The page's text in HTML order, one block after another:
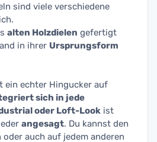
sind viele verschiedene
alten Holzdielen gefertigt
in ihrer Ursprungsform
ein echter Hingucker auf
sich in jede
oder Loft-Look ist
angesagt. Du kannst den
auch auf jedem anderen